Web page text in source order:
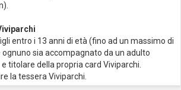
entro i 13 anni di età (fino ad un massimo di
sia accompagnato da un adulto
titolare della propria card Viviparchi.
la tessera Viviparchi.